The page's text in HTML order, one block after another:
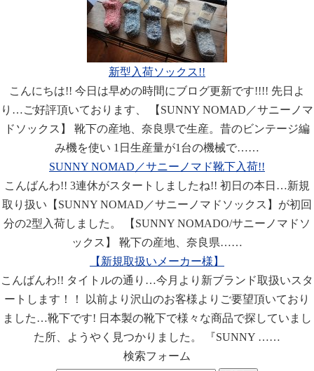
新型入荷ソックス!!
こんにちは!! 今日は早めの時間にブログ更新です!!!! 先日よ
り…ご好評頂いております、 【SUNNY NOMAD／サニーノマ
ドソックス】 靴下の産地、奈良県で生産。昔のビンテージ編
み機を使い 1日生産量が1台の機械で……
SUNNY NOMAD／サニーノマド靴下入荷!!
こんばんわ!! 3連休がスタートしましたね!! 初日の本日…新規
取り扱い【SUNNY NOMAD／サニーノマドソックス】が初回
分の2型入荷しました。 【SUNNY NOMADO/サニーノマドソ
ックス】 靴下の産地、奈良県……
【新規取扱いメーカー様】
こんばんわ!! タイトルの通り…今月より新ブランド取扱いスタ
ートします！！ 以前より沢山のお客様よりご要望頂いており
ました…靴下です! 日本製の靴下で様々な商品で探していまし
た所、ようやく見つかりました。 『SUNNY ……
検索フォーム